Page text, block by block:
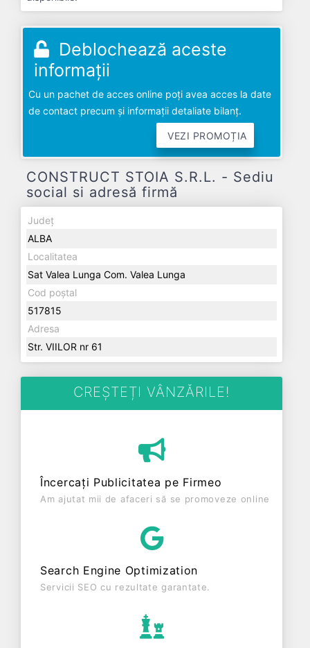
Deblochează aceste
informații
Cu un pachet de acces online poți avea acces la date
de contact precum și informații detaliate bilanț.
VEZI PROMOȚIA
CONSTRUCT STOIA S.R.L. - Sediu
social si adresă firmă
Județ
ALBA
Localitatea
Sat Valea Lunga Com. Valea Lunga
Cod poștal
517815
Adresa
Str. VIILOR nr 61
CREȘTEȚI VÂNZĂRILE!
Încercați Publicitatea pe Firmeo
Am ajutat mii de afaceri să se promoveze online
Search Engine Optimization
Servicii SEO cu rezultate garantate.